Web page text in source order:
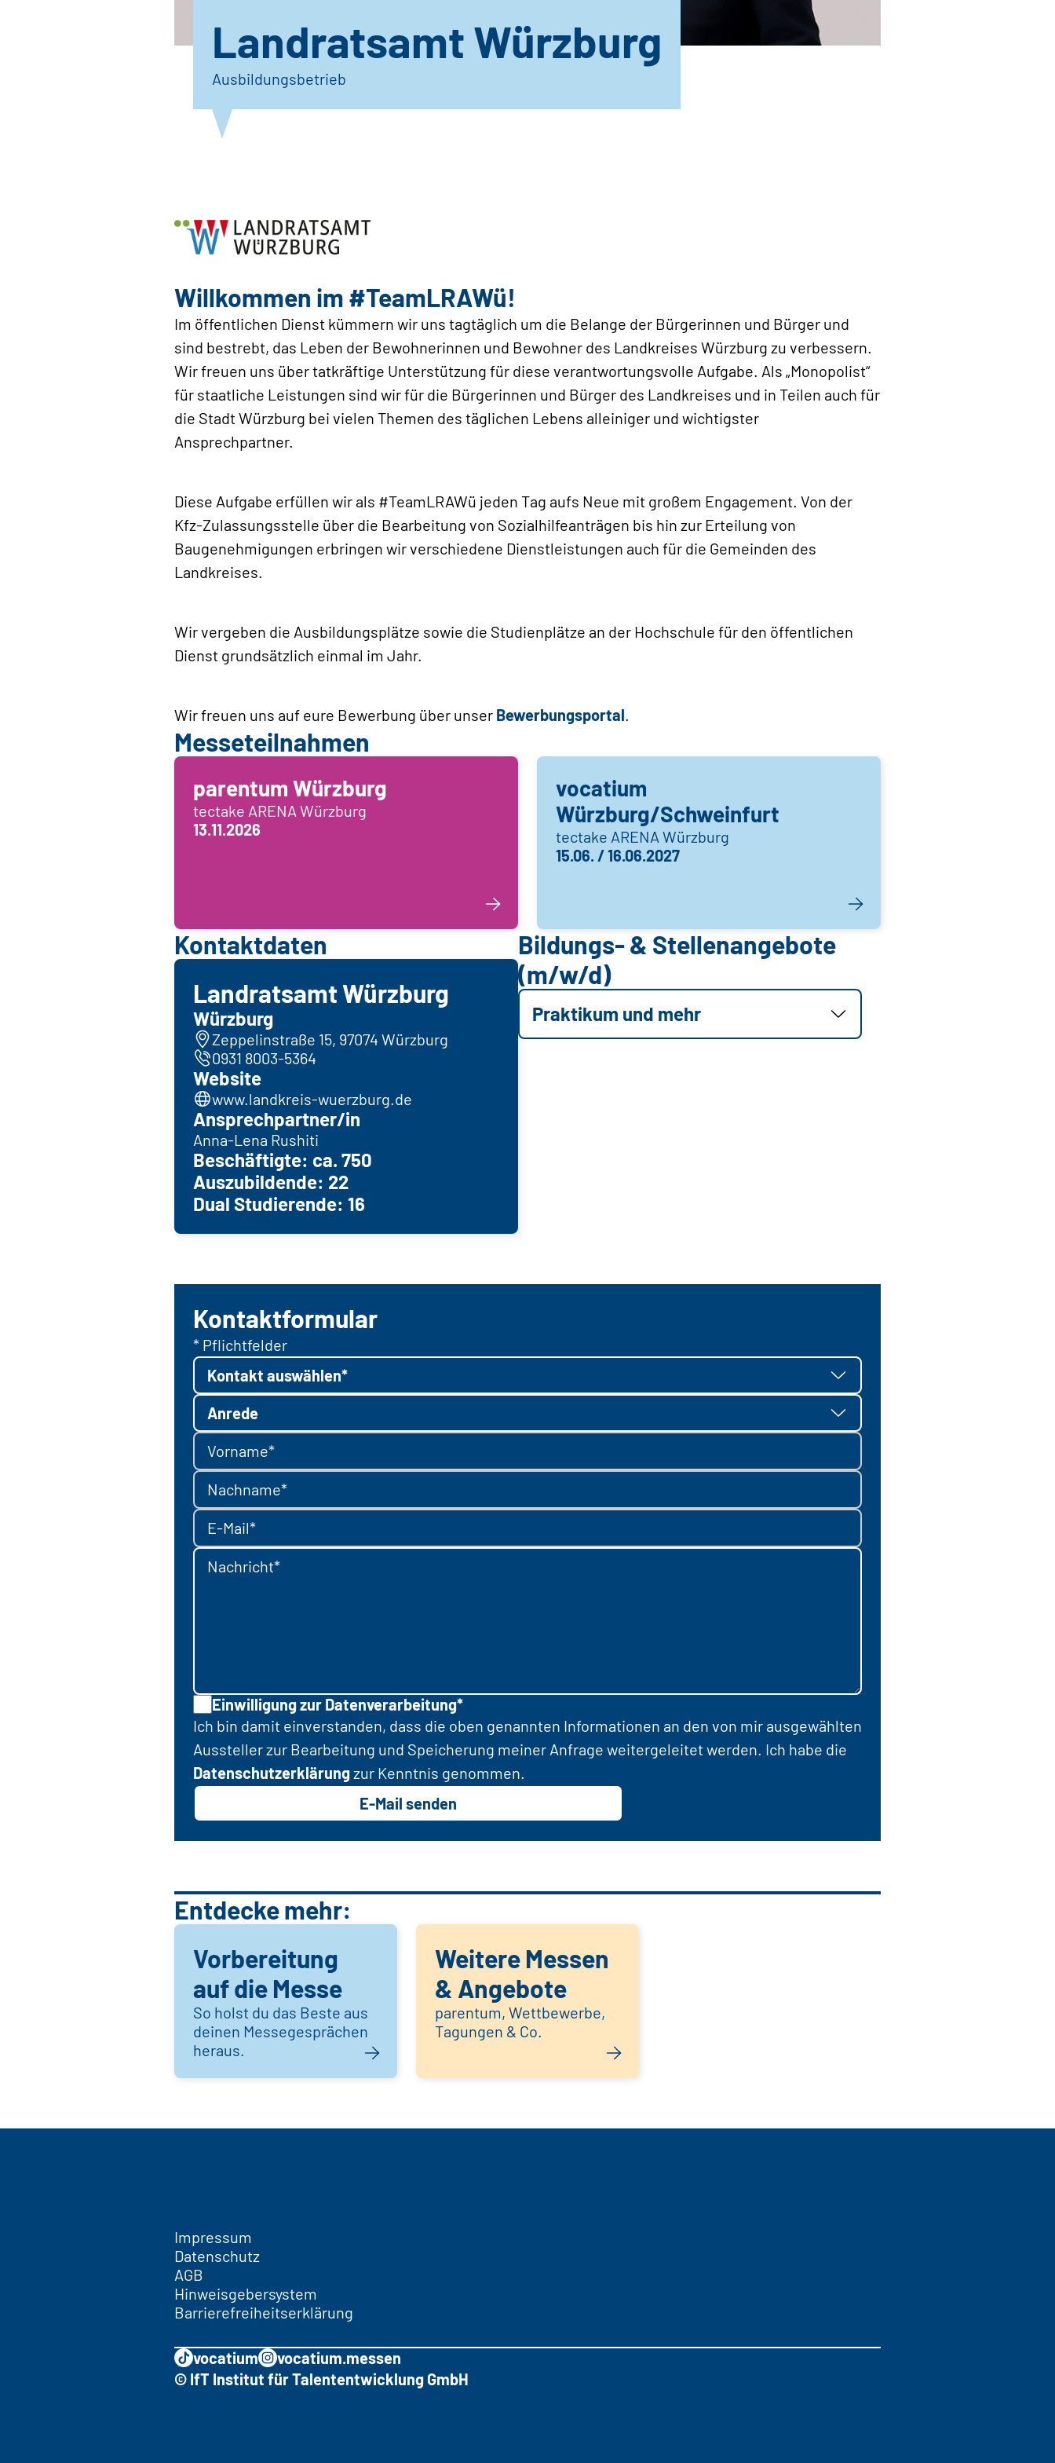
Landratsamt Würzburg
Ausbildungsbetrieb
Willkommen im #TeamLRAWü!
Im öffentlichen Dienst kümmern wir uns tagtäglich um die Belange der Bürgerinnen und Bürger und
sind bestrebt, das Leben der Bewohnerinnen und Bewohner des Landkreises Würzburg zu verbessern.
Wir freuen uns über tatkräftige Unterstützung für diese verantwortungsvolle Aufgabe. Als „Monopolist“
für staatliche Leistungen sind wir für die Bürgerinnen und Bürger des Landkreises und in Teilen auch für
die Stadt Würzburg bei vielen Themen des täglichen Lebens alleiniger und wichtigster
Ansprechpartner.
Diese Aufgabe erfüllen wir als #TeamLRAWü jeden Tag aufs Neue mit großem Engagement. Von der
Kfz-Zulassungsstelle über die Bearbeitung von Sozialhilfeanträgen bis hin zur Erteilung von
Baugenehmigungen erbringen wir verschiedene Dienstleistungen auch für die Gemeinden des
Landkreises.
Wir vergeben die Ausbildungsplätze sowie die Studienplätze an der Hochschule für den öffentlichen
Dienst grundsätzlich einmal im Jahr.
Wir freuen uns auf eure Bewerbung über unser Bewerbungsportal
Messeteilnahmen
parentum Würzburg
tectake ARENA Würzburg
13.11.2026
vocatium
Würzburg/Schweinfurt
tectake ARENA Würzburg
15.06. / 16.06.2027
Kontaktdaten
Landratsamt Würzburg
Würzburg
Zeppelinstraße 15, 97074 Würzburg
0931 8003-5364
Website
www.landkreis-wuerzburg.de
Ansprechpartner/in
Anna-Lena Rushiti
Beschäftigte: ca. 750
Auszubildende: 22
Dual Studierende: 16
Bildungs- & Stellenangebote
(m/w/d)
Praktikum und mehr
Kontaktformular
* Pflichtfelder
Kontakt auswählen*
Anrede
Vorname*
Nachname*
E-Mail*
Nachricht*
Einwilligung zur Datenverarbeitung*
Ich bin damit einverstanden, dass die oben genannten Informationen an den von mir ausgewählten
Aussteller zur Bearbeitung und Speicherung meiner Anfrage weitergeleitet werden. Ich habe die
Datenschutzerklärungzur Kenntnis genommen.
E-Mail senden
Entdecke mehr:
Vorbereitung
auf die Messe
So holst du das Beste aus
deinen Messegesprächen
heraus.
Weitere Messen
& Angebote
parentum, Wettbewerbe,
Tagungen & Co.
Impressum
Datenschutz
AGB
Hinweisgebersystem
Barrierefreiheitserklärung
vocatium
vocatium.messen
© IfT Institut für Talententwicklung GmbH